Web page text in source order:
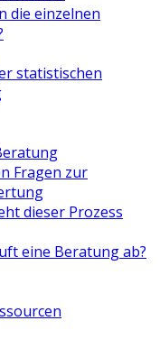
die einzelnen
statistischen
Fragen zur
dieser Prozess
eine Beratung ab?